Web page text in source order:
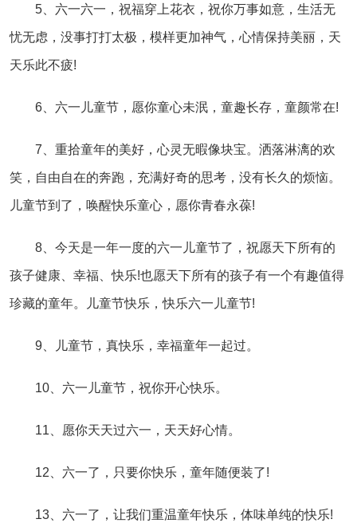
5、六一六一，祝福穿上花衣，祝你万事如意，生活无
忧无虑，没事打打太极，模样更加神气，心情保持美丽，天
天乐此不疲!
6、六一儿童节，愿你童心未泯，童趣长存，童颜常在!
7、重拾童年的美好，心灵无暇像块宝。洒落淋漓的欢
笑，自由自在的奔跑，充满好奇的思考，没有长久的烦恼。
儿童节到了，唤醒快乐童心，愿你青春永葆!
8、今天是一年一度的六一儿童节了，祝愿天下所有的
孩子健康、幸福、快乐!也愿天下所有的孩子有一个有趣值得
珍藏的童年。儿童节快乐，快乐六一儿童节!
9、儿童节，真快乐，幸福童年一起过。
10、六一儿童节，祝你开心快乐。
11、愿你天天过六一，天天好心情。
12、六一了，只要你快乐，童年随便装了!
13、六一了，让我们重温童年快乐，体味单纯的快乐!